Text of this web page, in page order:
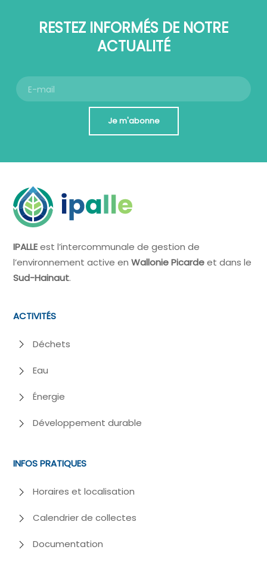
RESTEZ INFORMÉS DE NOTRE
ACTUALITÉ
Je m'abonne
IPALLEest l’intercommunale de gestion de
l’environnement active enWallonie Picardeet dans le
Sud-Hainaut.
ACTIVITÉS
Déchets
Eau
Énergie
Développement durable
INFOS PRATIQUES
Horaires et localisation
Calendrier de collectes
Documentation